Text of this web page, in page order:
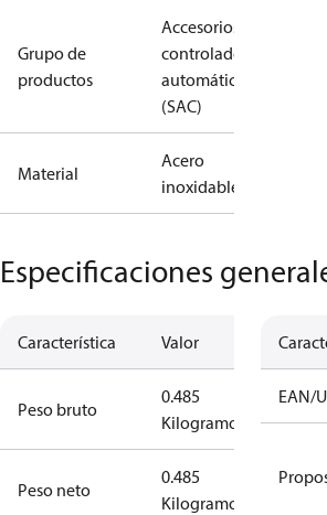
Grupo de
productos
Accesorios:
controladores
automáticos
(SAC)
Material
Acero
inoxidable
Especificaciones
Característica Valor
Peso bruto
0.485
Kilogramo
Peso neto
0.485
Kilogramo
EAN/